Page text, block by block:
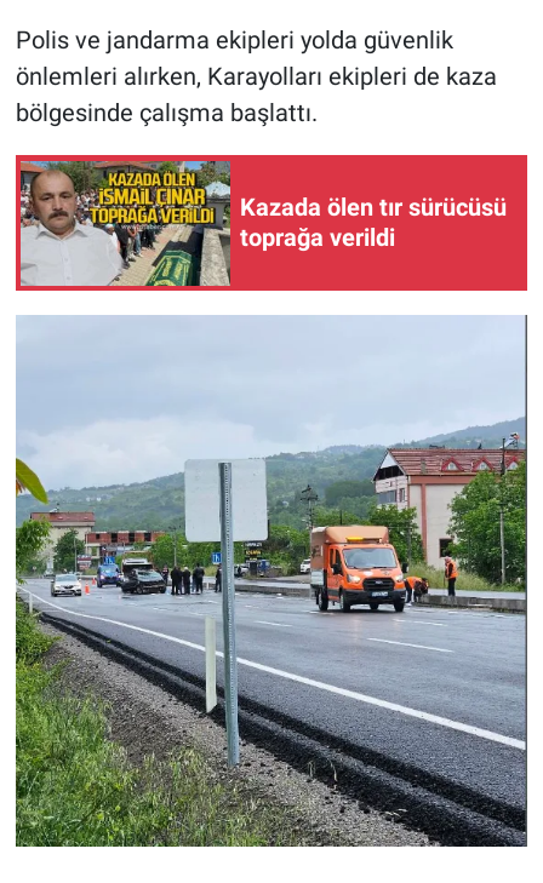
Polis ve jandarma ekipleri yolda güvenlik
önlemleri alırken, Karayolları ekipleri de kaza
bölgesinde çalışma başlattı.
Kazada ölen tır sürücüsü
toprağa verildi